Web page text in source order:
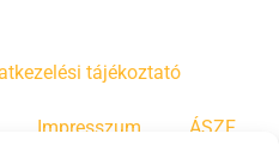
tájékoztató
Impresszum ÁSZF